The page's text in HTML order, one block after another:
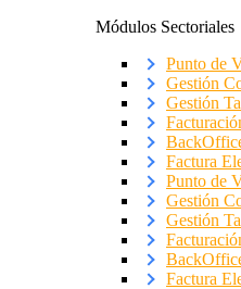
Módulos Sectoriales
Punto de
Gestión
Gestión
Factura
Punto de
Gestión
Gestión
Factura